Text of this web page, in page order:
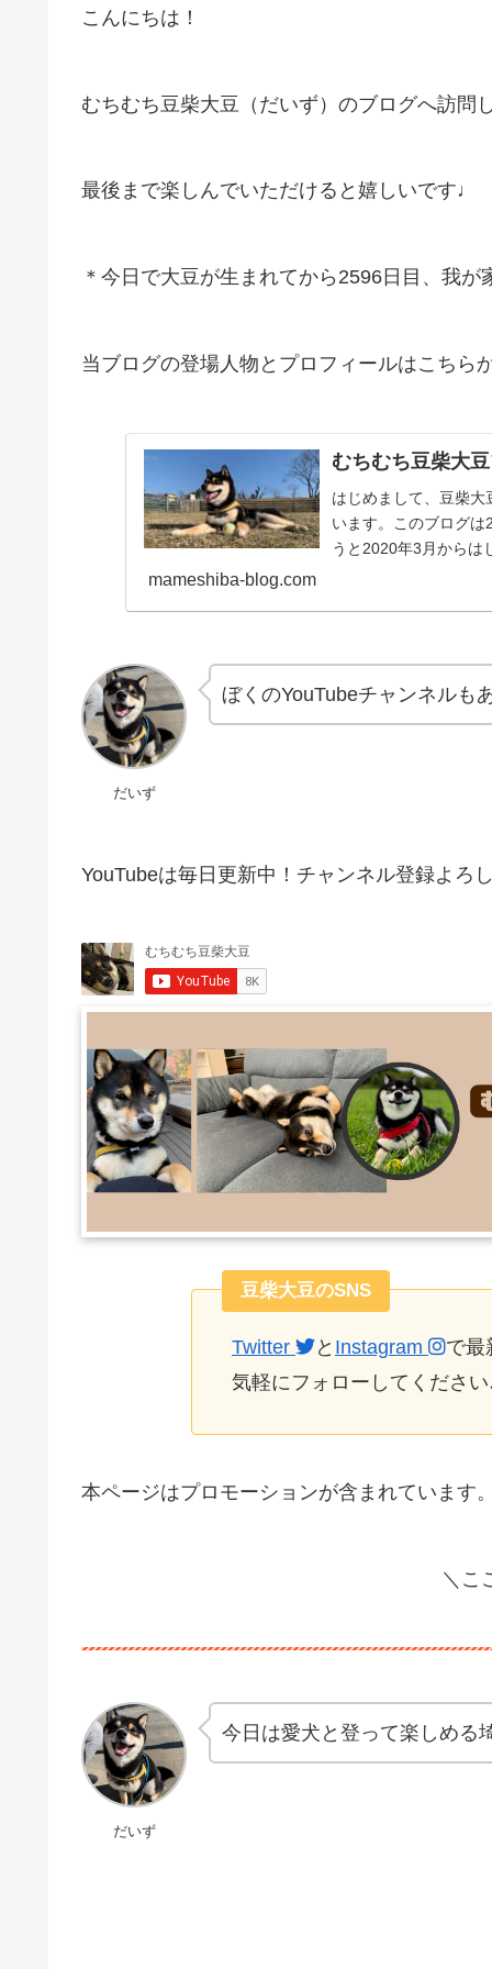
こんにちは！
むちむち豆柴大豆（だいず）のブログへ訪問
最後まで楽しんでいただけると嬉しいです♩
＊今日で大豆が生まれてから2596日目、我
当ブログの登場人物とプロフィールはこちら
むちむち豆柴大
はじめまして、豆柴
います。このブログ
うと2020年3月からは
mameshiba-blog.com
だいず
ぼくのYouTubeチャンネル
YouTubeは毎日更新中！チャンネル登録よろ
豆柴大豆のSNS
Twitter と Instagram
で最
気軽にフォローしてくださ
本ページはプロモーションが含まれています
＼こ
だいず
今日は愛犬と登って楽しめる